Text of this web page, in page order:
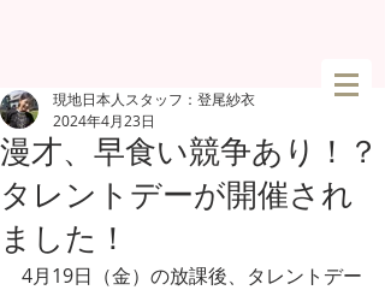
漫才、早食い競争あり！？
タレントデーが開催され
ました！
現地日本人スタッフ：登尾紗衣
2024年4月23日
4月19日（金）の放課後、タレントデー